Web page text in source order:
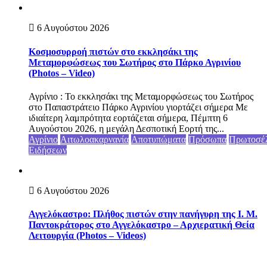
6 Αυγούστου 2026
Κοσμοσυρροή πιστών στο εκκλησάκι της
Μεταμορφώσεως του Σωτήρος στο Πάρκο Αγρινίου
(Photos – Video)
Αγρίνιο : Το εκκλησάκι της Μεταμορφώσεως του Σωτήρος
στο Παπαστράτειο Πάρκο Αγρινίου γιορτάζει σήμερα Με
ιδιαίτερη λαμπρότητα εορτάζεται σήμερα, Πέμπτη 6
Αυγούστου 2026, η μεγάλη Δεσποτική Εορτή της...
Αγρίνιο Αιτωλοακαρνανία Αποτυπώματα Πρόσωπα
Ειδήσεων
6 Αυγούστου 2026
Αγγελόκαστρο: Πλήθος πιστών στην πανήγυρη της Ι. Μ.
Παντοκράτορος στο Αγγελόκαστρο – Αρχιερατική Θεία
Λειτουργία (Photos – Videos)